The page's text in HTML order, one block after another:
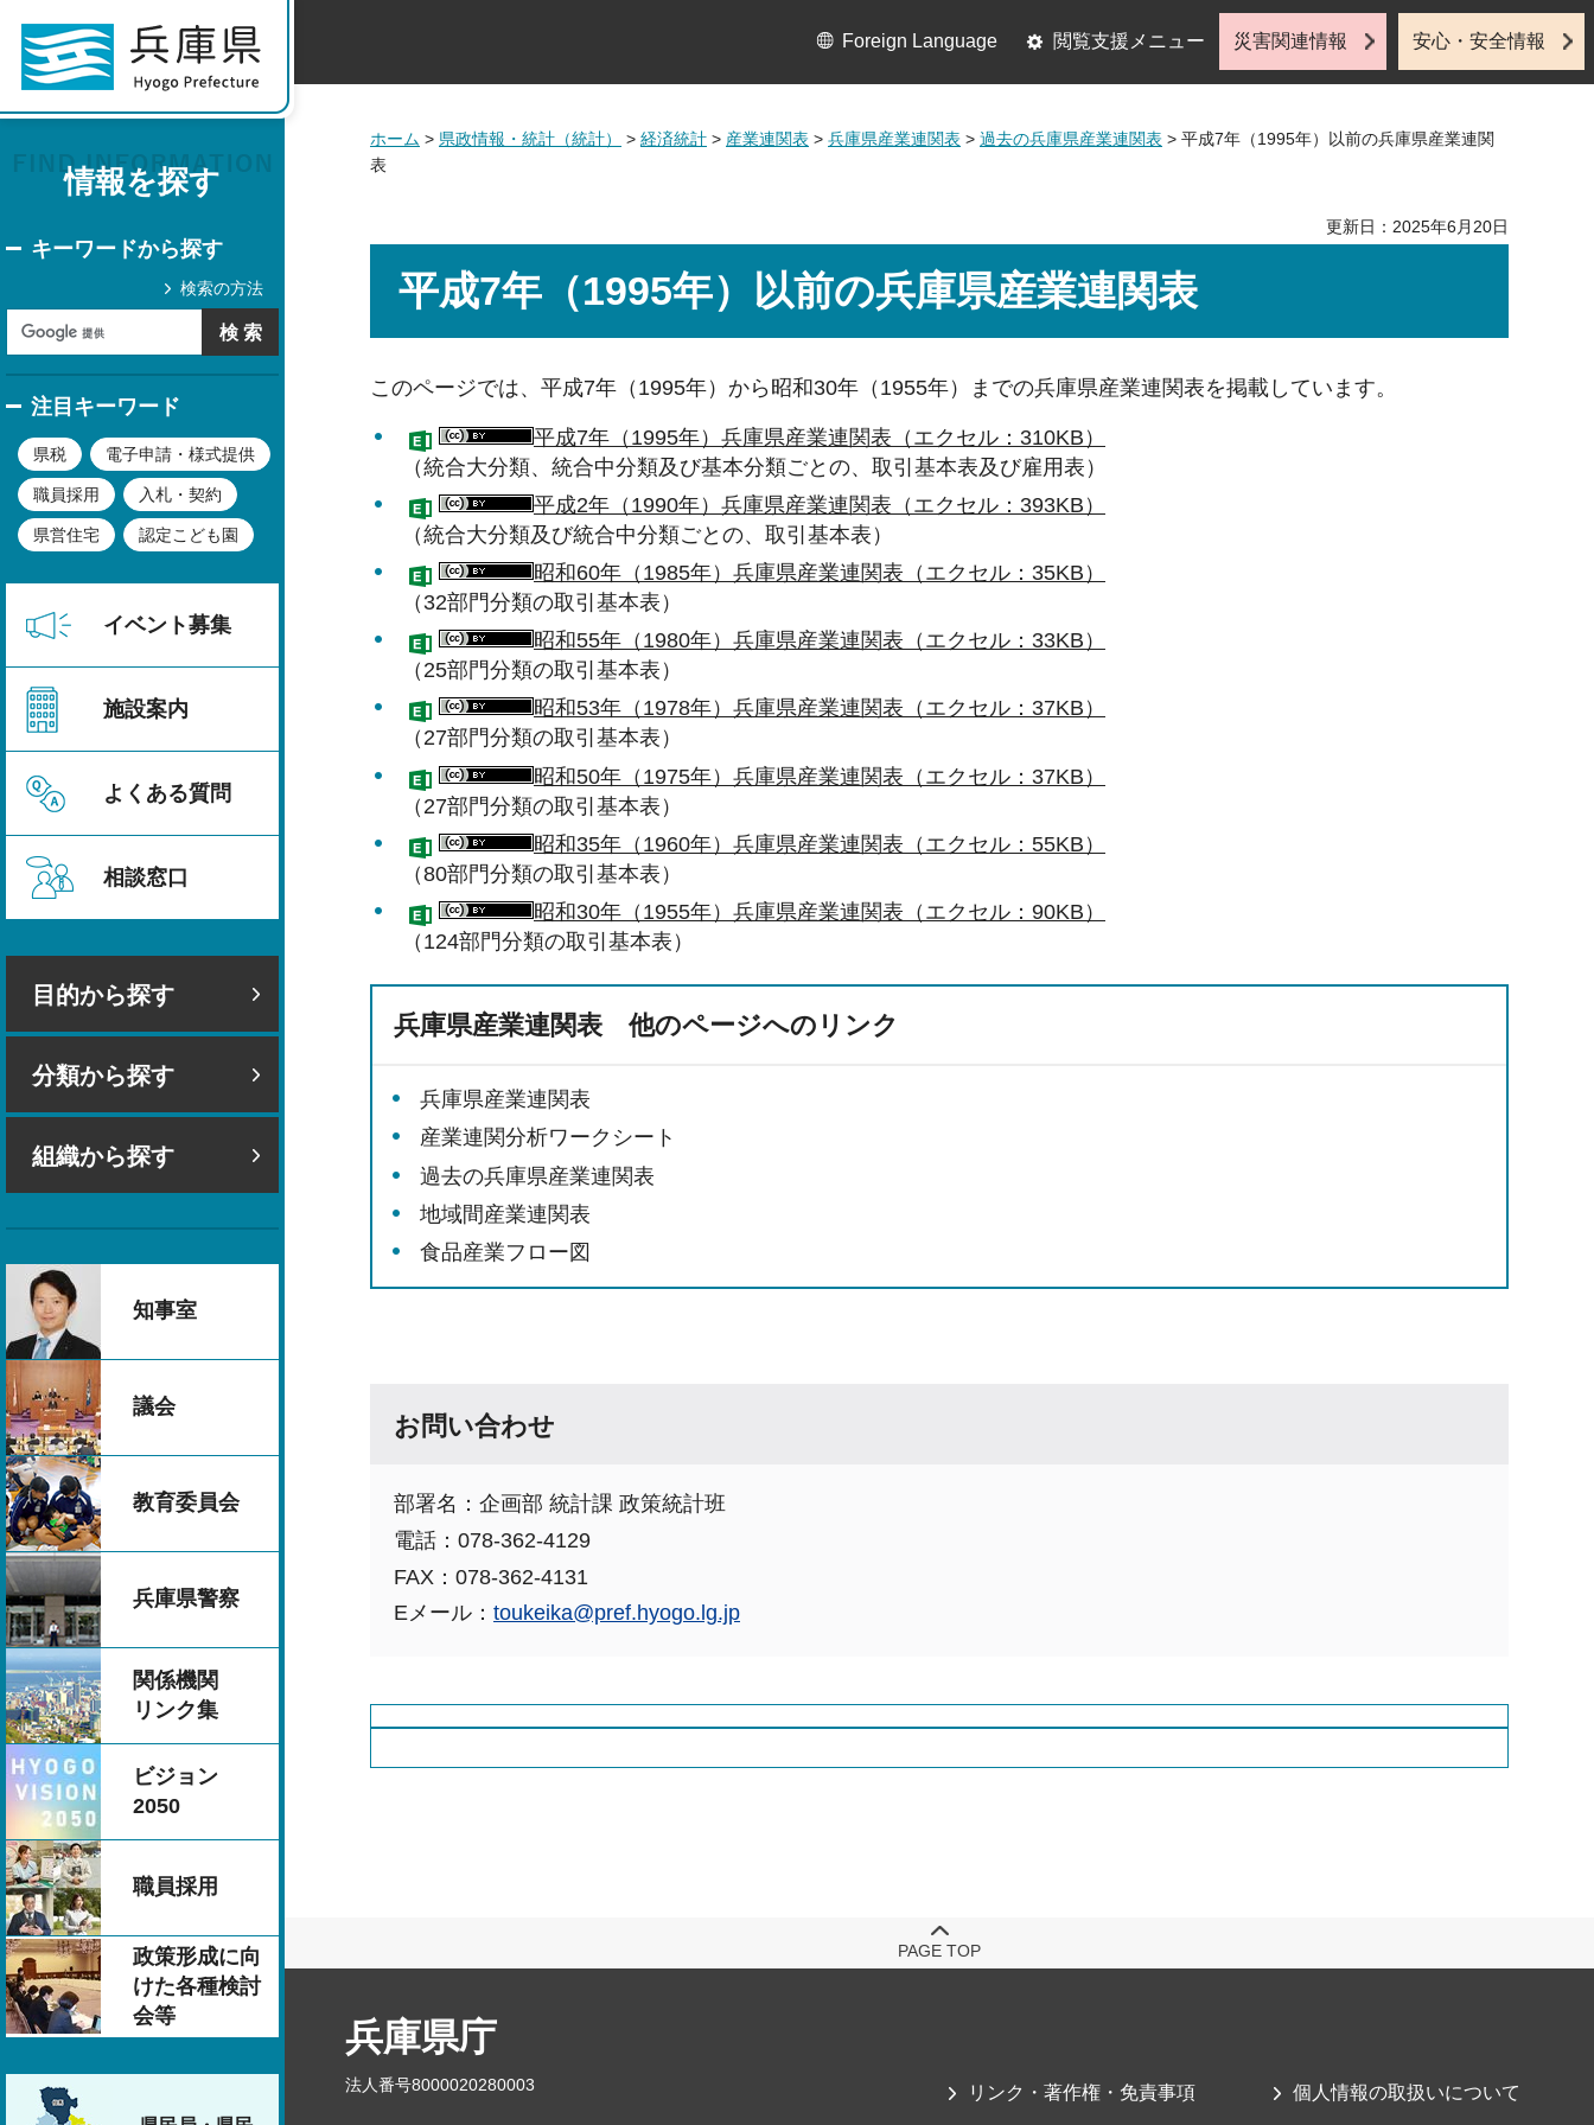
情報を探す
キーワードから探す
検索の方法
注目キーワード
県税 電子申請・様式提供
職員採用 入札・契約
県営住宅 認定こども園
イベント募集
施設案内
よくある質問
相談窓口
目的から探す
分類から探す
組織から探す
知事室
議会
教育委員会
兵庫県警察
関係機関
リンク集
ビジョン
2050
職員採用
政策形成に向
けた各種検討
会等
Foreign Language 閲覧支援メニュー 災害関連情報 安心・安全情報
ホーム > 県政情報・統計（統計） > 経済統計 > 産業連関表 > 兵庫県産業連関表 > 過去の兵庫県産業連関表 > 平成7年（1995年）以前の兵庫県産業連関
表
更新日：2025年6月20日
平成7年（1995年）以前の兵庫県産業連関表
このページでは、平成7年（1995年）から昭和30年（1955年）までの兵庫県産業連関表を掲載しています。
平成7年（1995年）兵庫県産業連関表（エクセル：310KB）
（統合大分類、統合中分類及び基本分類ごとの、取引基本表及び雇用表）
平成2年（1990年）兵庫県産業連関表（エクセル：393KB）
（統合大分類及び統合中分類ごとの、取引基本表）
昭和60年（1985年）兵庫県産業連関表（エクセル：35KB）
（32部門分類の取引基本表）
昭和55年（1980年）兵庫県産業連関表（エクセル：33KB）
（25部門分類の取引基本表）
昭和53年（1978年）兵庫県産業連関表（エクセル：37KB）
（27部門分類の取引基本表）
昭和50年（1975年）兵庫県産業連関表（エクセル：37KB）
（27部門分類の取引基本表）
昭和35年（1960年）兵庫県産業連関表（エクセル：55KB）
（80部門分類の取引基本表）
昭和30年（1955年）兵庫県産業連関表（エクセル：90KB）
（124部門分類の取引基本表）
兵庫県産業連関表 他のページへのリンク
兵庫県産業連関表
産業連関分析ワークシート
過去の兵庫県産業連関表
地域間産業連関表
食品産業フロー図
お問い合わせ
部署名：企画部 統計課 政策統計班
電話：078-362-4129
FAX：078-362-4131
Eメール： toukeika@pref.hyogo.lg.jp
PAGE TOP
兵庫県庁
法人番号8000020280003 リンク・著作権・免責事項 個人情報の取扱いについて